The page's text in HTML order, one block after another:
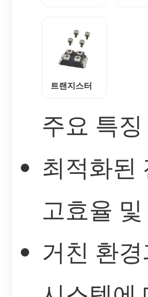
트랜지스터
주요 특징
최적화된
고효율
거친 환